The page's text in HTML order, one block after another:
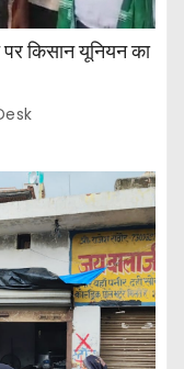
किसान यूनियन का